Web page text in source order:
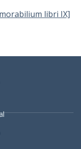
libri IX]